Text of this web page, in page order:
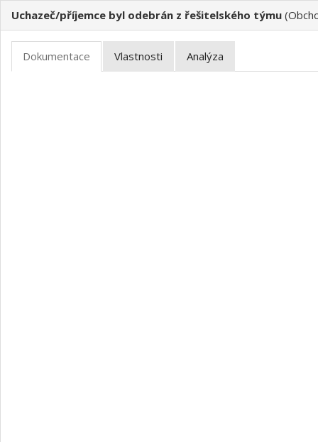
Uchazeč/příjemce byl odebrán z řešitelského týmu (